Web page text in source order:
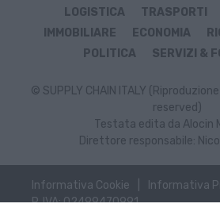
LOGISTICA TRASPORTI
IMMOBILIARE
ECONOMIA
POLITICA
SERVIZI &
© SUPPLY CHAIN ITALY
reserved)
Testata edita da Alocin
Direttore responsabile:
Informativa Cookie
Informativa
P. IVA: 02499470991